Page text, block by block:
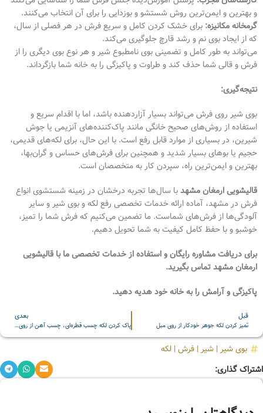
و بهترین و ایمن‌ترین روش شستشو و بو‌زدایی را برای آن انتخاب می‌کنند.
گرمخانه مکانیزه: برای خشک کردن کامل و سریع فرش در هر فصلی از سال،
که از ایجاد بوی نم و رشد قارچ جلوگیری می‌کند.
می‌تواند به طور کامل و تضمینی بوی نامطبوع شیر و هر نوع بوی دیگری را از
فرش و قالی شما حذف کند و طراوت و پاکیزگی را به خانه شما بازگرداند.
نتیجه‌گیری:
بوی شیر روی فرش می‌تواند بسیار آزاردهنده باشد، اما با اقدام سریع و
استفاده از روش‌های صحیح خانگی مانند پاک‌کننده‌های آنزیمی یا جوش
شیرین، در بسیاری از موارد قابل رفع است. با این حال، برای لکه‌های قدیمی،
حجیم یا بوهای بسیار شدید و همچنین برای فرش‌های حساس و گران‌بها،
بهترین و ایمن‌ترین راه، سپردن کار به متخصصان است.
قالیشویی ارمغان مشهدبا سال‌ها تجربه درخشان در زمینه شستشوی انواع
فرش در مشهد، آماده ارائه خدمات تخصصی رفع لکه و بوی شیر و سایر
آلودگی‌ها از فرش‌های شماست. ما تضمین می‌کنیم که فرش شما را تمیز،
خوشبو و با حفظ کامل کیفیت به شما تحویل دهیم.
برای دریافت مشاوره رایگان و استفاده از خدمات تخصصی ما با قالیشویی
ارمغان مشهد تماس بگیرید.
پاکیزگی و آرامش را به خانه خود هدیه دهید.
قبل
تمیز کردن لکه جوهر خودکار از روی مبل
بعدی
پاک کردن لکه چسب قطره‌ای، چسب آهن از روی فرش و قالی
بوی شیر | شیر | فرش| لکه
اشتراک گذاری: